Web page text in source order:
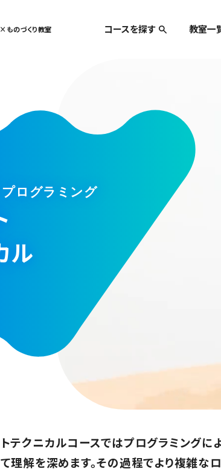
のづくり教室 コースを探す 教室一
ログラミング
ル
テクニカルコースではプログラミングに
理解を深めます。その過程でより複雑な